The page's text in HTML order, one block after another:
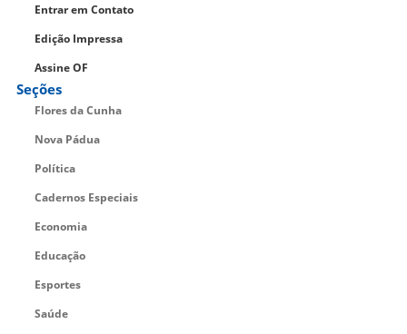
Entrar em Contato
Edição Impressa
Assine OF
Seções
Flores da Cunha
Nova Pádua
Política
Cadernos Especiais
Economia
Educação
Esportes
Saúde